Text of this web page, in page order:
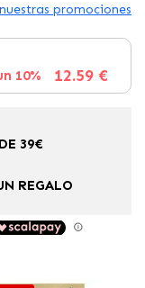
promociones
10% 12.59 €
39€
REGALO